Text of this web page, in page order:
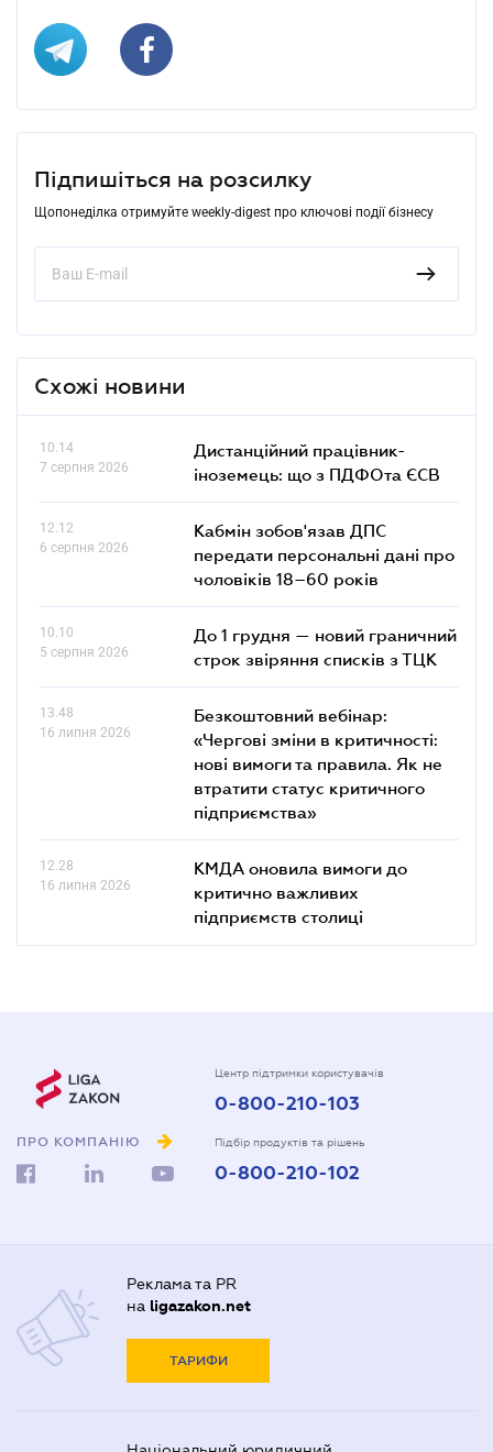
Підпишіться на розсилку
Щопонеділка отримуйте weekly-digest про ключові події бізнесу
Схожі новини
10.14
7 серпня 2026
Дистанційний працівник-
іноземець: що з ПДФОта ЄСВ
12.12
6 серпня 2026
Кабмін зобов'язав ДПС
передати персональні дані про
чоловіків 18–60 років
10.10
5 серпня 2026
До 1 грудня — новий граничний
строк звіряння списків з ТЦК
13.48
16 липня 2026
Безкоштовний вебінар:
«Чергові зміни в критичності:
нові вимоги та правила. Як не
втратити статус критичного
підприємства»
12.28
16 липня 2026
КМДА оновила вимоги до
критично важливих
підприємств столиці
ПРО КОМПАНІЮ
Центр підтримки користувачів
0-800-210-103
Підбір продуктів та рішень
0-800-210-102
Реклама та PR
на ligazakon.net
ТАРИФИ